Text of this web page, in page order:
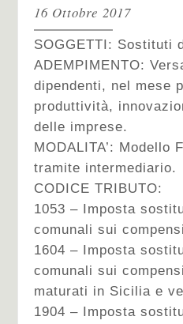
16 Ottobre 2017
SOGGETTI: Sostituti
ADEMPIMENTO:
dipendenti, nel mese
produttività,
delle imprese.
MODALITA’:
tramite intermediario.
CODICE TRIBUTO:
1053 – Imposta
comunali sui
1604 – Imposta
comunali sui
maturati in Sicilia e
1904 – Imposta